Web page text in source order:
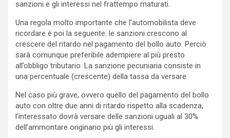
sanzioni e gli interessi nel frattempo maturati.
Una regola molto importante che l’automobilista deve
ricordare è poi la seguente: le sanzioni crescono al
crescere del ritardo nel pagamento del bollo auto. Perciò
sarà comunque preferibile adempiere al più presto
all’obbligo tributario. La sanzione pecuniaria consiste in
una percentuale (crescente) della tassa da versare.
Nel caso più grave, ovvero quello del pagamento del bollo
auto con oltre due anni di ritardo rispetto alla scadenza,
l’interessato dovrà versare delle sanzioni uguali al 30%
dell’ammontare originario più gli interessi.